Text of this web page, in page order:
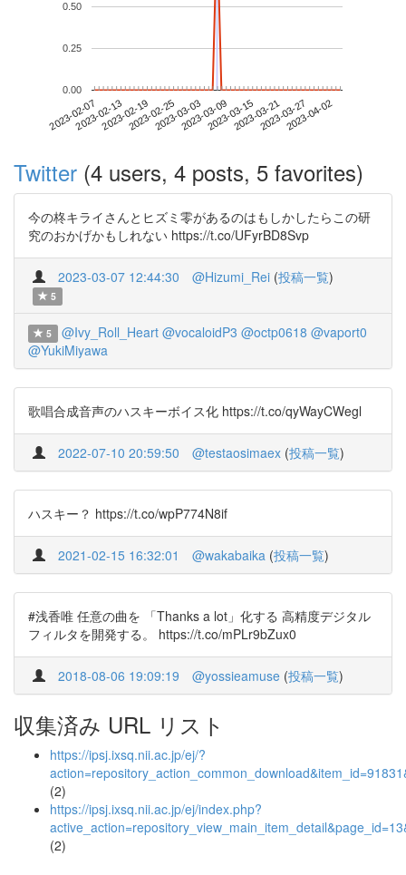
2023-02-072023-02-132023-02-192023-02-252023-03-032023-03-092023-03-152023-03-212023-03-272023-04-02
0.00
0.25
0.50
Twitter (4 users, 4 posts, 5 favorites)
今の柊キライさんとヒズミ零があるのはもしかしたらこの研
究のおかげかもしれない https://t.co/UFyrBD8Svp
2023-03-07 12:44:30 @Hizumi_Rei (投稿一覧)
5
5 @Ivy_Roll_Heart @vocaloidP3 @octp0618 @vaport0
@YukiMiyawa
歌唱合成音声のハスキーボイス化 https://t.co/qyWayCWegl
2022-07-10 20:59:50 @testaosimaex (投稿一覧)
ハスキー？ https://t.co/wpP774N8if
2021-02-15 16:32:01 @wakabaika (投稿一覧)
#浅香唯 任意の曲を 「Thanks a lot」化する 高精度デジタル
フィルタを開発する。 https://t.co/mPLr9bZux0
2018-08-06 19:09:19 @yossieamuse (投稿一覧)
収集済み URL リスト
https://ipsj.ixsq.nii.ac.jp/ej/?
(2)
https://ipsj.ixsq.nii.ac.jp/ej/index.php?
(2)